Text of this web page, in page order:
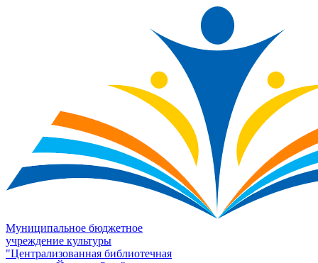
Муниципальное бюджетное
учреждение культуры
"Централизованная библиотечная